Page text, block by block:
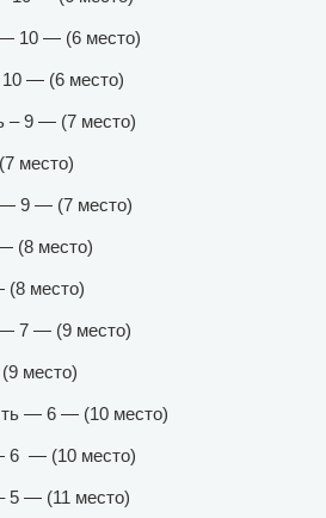
— 10 — (6 место)
10 — (6 место)
– 9 — (7 место)
место)
— 9 — (7 место)
(8 место)
(8 место)
— 7 — (9 место)
место)
— 6 — (10 место)
6 — (10 место)
5 — (11 место)